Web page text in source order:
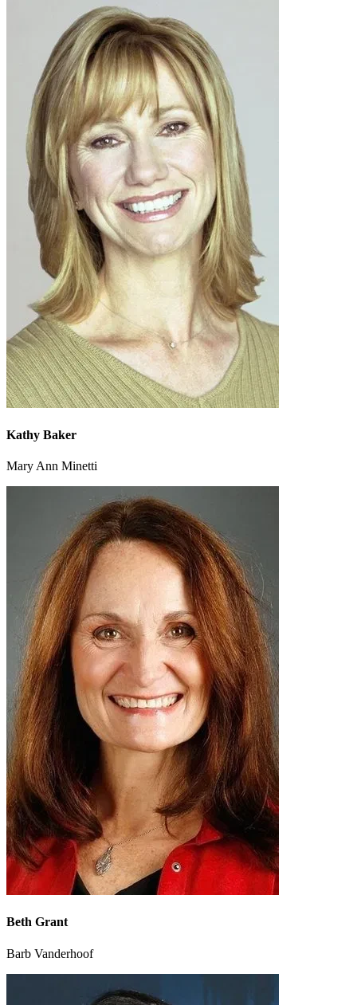
Kathy Baker
Mary Ann Minetti
Beth Grant
Barb Vanderhoof